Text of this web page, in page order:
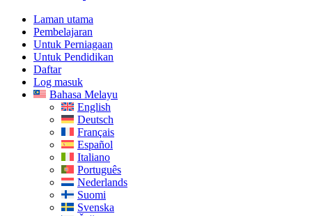
Laman utama
Pembelajaran
Untuk Perniagaan
Untuk Pendidikan
Daftar
Log masuk
Bahasa Melayu
English
Deutsch
Français
Español
Italiano
Português
Nederlands
Suomi
Svenska